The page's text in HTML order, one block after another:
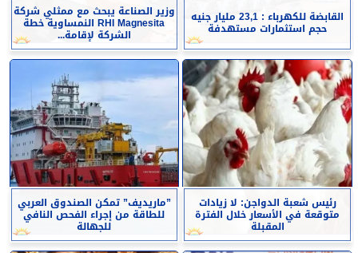
القابضة للكهرباء : 23,1 مليار جنيه
حجم استثمارات مستهدفة
وزير الصناعة يبحث مع ممثلي شركة
RHI Magnesita النمساوية خطة
الشركة لإقامة...
رئيس شعبة الدواجن: لا زيادات
متوقعة في الأسعار خلال الفترة
المقبلة
”ماريديف” تمكن الصندوق العربي
للطاقة من إجراء الفحص النافي
للجهالة